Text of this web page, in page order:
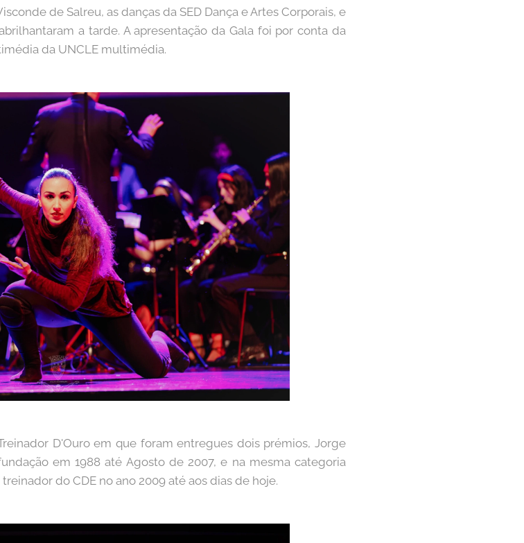
de Salreu, as danças da SED Dança e Artes Corporais, e
a tarde. A apresentação da Gala foi por conta da
da UNCLE multimédia.
D'Ouro em que foram entregues dois prémios, Jorge
em 1988 até Agosto de 2007, e na mesma categoria
do CDE no ano 2009 até aos dias de hoje.